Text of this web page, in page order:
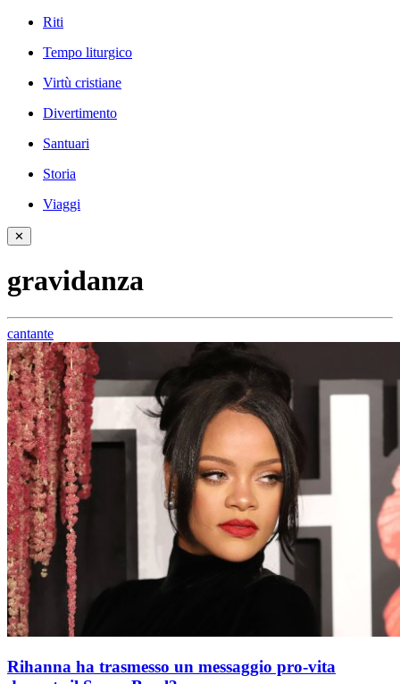
Riti
Tempo liturgico
Virtù cristiane
Divertimento
Santuari
Storia
Viaggi
✕
gravidanza
cantante
Rihanna ha trasmesso un messaggio pro-vita